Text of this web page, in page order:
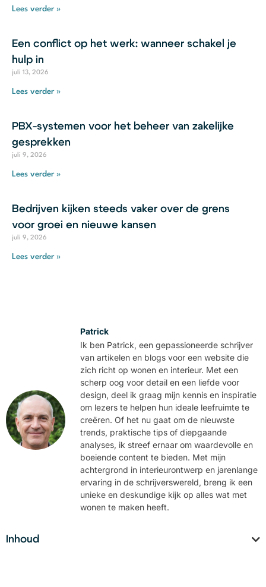
Lees verder »
Een conflict op het werk: wanneer schakel je
hulp in
juli 13, 2026
Lees verder »
PBX-systemen voor het beheer van zakelijke
gesprekken
juli 9, 2026
Lees verder »
Bedrijven kijken steeds vaker over de grens
voor groei en nieuwe kansen
juli 9, 2026
Lees verder »
Patrick
Ik ben Patrick, een gepassioneerde schrijver
van artikelen en blogs voor een website die
zich richt op wonen en interieur. Met een
scherp oog voor detail en een liefde voor
design, deel ik graag mijn kennis en inspiratie
om lezers te helpen hun ideale leefruimte te
creëren. Of het nu gaat om de nieuwste
trends, praktische tips of diepgaande
analyses, ik streef ernaar om waardevolle en
boeiende content te bieden. Met mijn
achtergrond in interieurontwerp en jarenlange
ervaring in de schrijverswereld, breng ik een
unieke en deskundige kijk op alles wat met
wonen te maken heeft.
Inhoud